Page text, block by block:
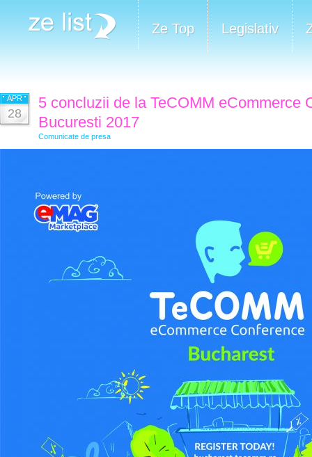
Ze Top Legislativ
APR
28
5 concluzii de la TeCOMM eCommerce
Bucuresti 2017
Comunicate de presa